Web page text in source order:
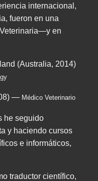
internacional,
fueron en una
en
(Australia, 2014)
— Médico Veterinario
he seguido
y haciendo cursos
e informáticos,
traductor científico,